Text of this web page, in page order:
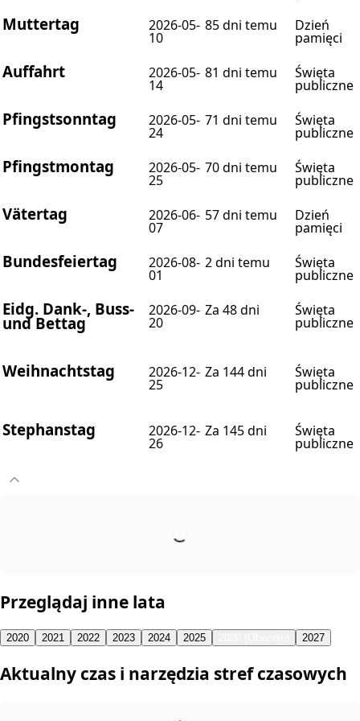
Muttertag 2026-05-
10
85 dni temu Dzień
pamięci
Auffahrt 2026-05-
14
81 dni temu Święta
publiczne
Pfingstsonntag 2026-05-
24
71 dni temu Święta
publiczne
Pfingstmontag 2026-05-
25
70 dni temu Święta
publiczne
Vätertag 2026-06-
07
57 dni temu Dzień
pamięci
Bundesfeiertag 2026-08-
01
2 dni temu Święta
publiczne
Eidg. Dank-, Buss-
und Bettag
2026-09-
20
Za 48 dni Święta
publiczne
Weihnachtstag 2026-12-
25
Za 144 dni Święta
publiczne
Stephanstag 2026-12-
26
Za 145 dni Święta
publiczne
Przeglądaj inne lata
2020 2021 2022 2023 2024 2025 2027
Aktualny czas i narzędzia stref czasowych